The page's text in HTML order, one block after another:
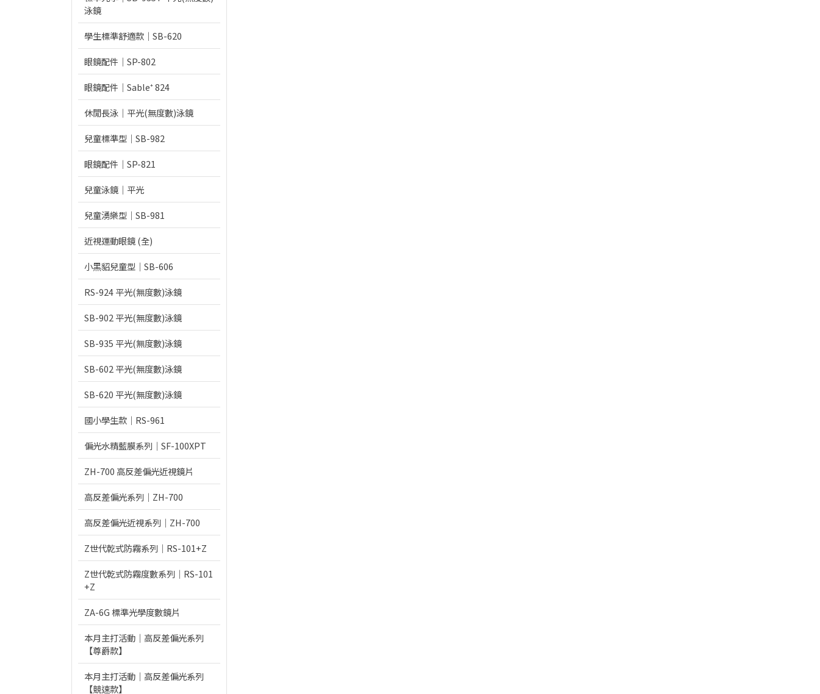
泳鏡
學生標準舒適款｜SB-620
眼鏡配件｜SP-802
眼鏡配件｜Sable⁺ 824
休閒長泳｜平光(無度數)泳鏡
兒童標準型｜SB-982
眼鏡配件｜SP-821
兒童泳鏡｜平光
兒童湧樂型｜SB-981
近視運動眼鏡 (全)
小黑貂兒童型｜SB-606
RS-924 平光(無度數)泳鏡
SB-902 平光(無度數)泳鏡
SB-935 平光(無度數)泳鏡
SB-602 平光(無度數)泳鏡
SB-620 平光(無度數)泳鏡
國小學生款｜RS-961
偏光水精藍膜系列｜SF-100XPT
ZH-700 高反差偏光近視鏡片
高反差偏光系列｜ZH-700
高反差偏光近視系列｜ZH-700
Z世代乾式防霧系列｜RS-101+Z
Z世代乾式防霧度數系列｜RS-101
+Z
ZA-6G 標準光學度數鏡片
本月主打活動｜高反差偏光系列
【尊爵款】
本月主打活動｜高反差偏光系列
【競速款】